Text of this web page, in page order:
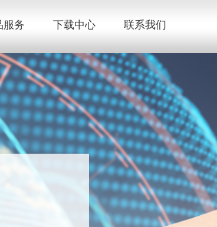
服务 下载中心 联系我们